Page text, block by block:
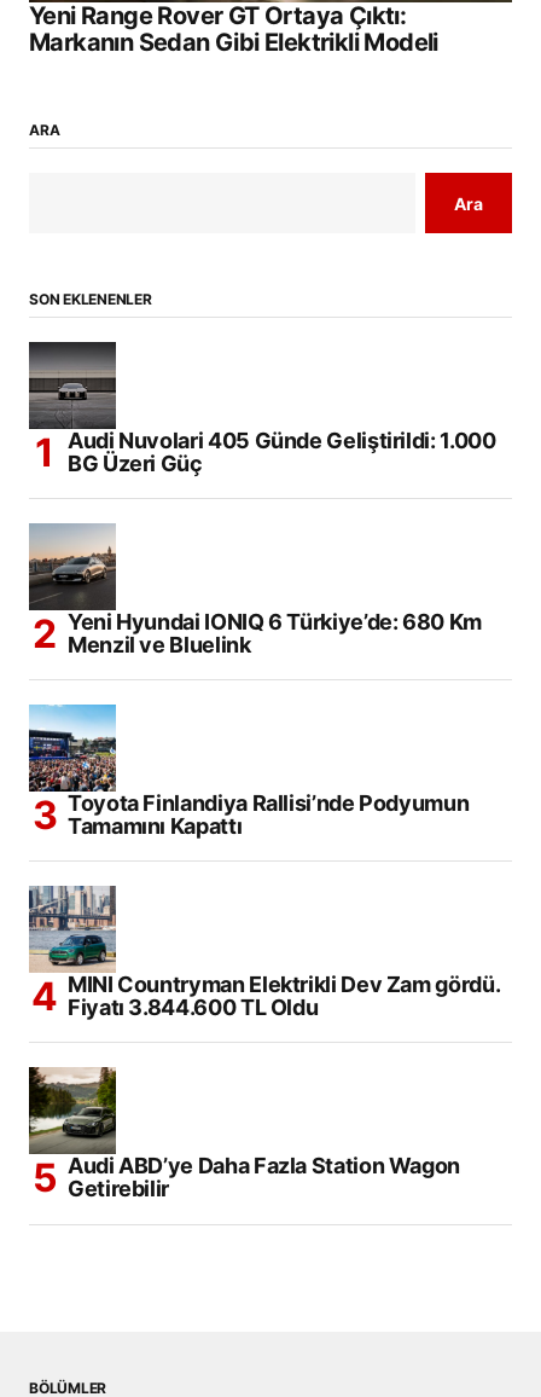
Yeni Range Rover GT Ortaya Çıktı:
Markanın Sedan Gibi Elektrikli Modeli
ARA
Ara
SON EKLENENLER
Audi Nuvolari 405 Günde Geliştirildi: 1.000
BG Üzeri Güç
Yeni Hyundai IONIQ 6 Türkiye’de: 680 Km
Menzil ve Bluelink
Toyota Finlandiya Rallisi’nde Podyumun
Tamamını Kapattı
MINI Countryman Elektrikli Dev Zam gördü.
Fiyatı 3.844.600 TL Oldu
Audi ABD’ye Daha Fazla Station Wagon
Getirebilir
BÖLÜMLER